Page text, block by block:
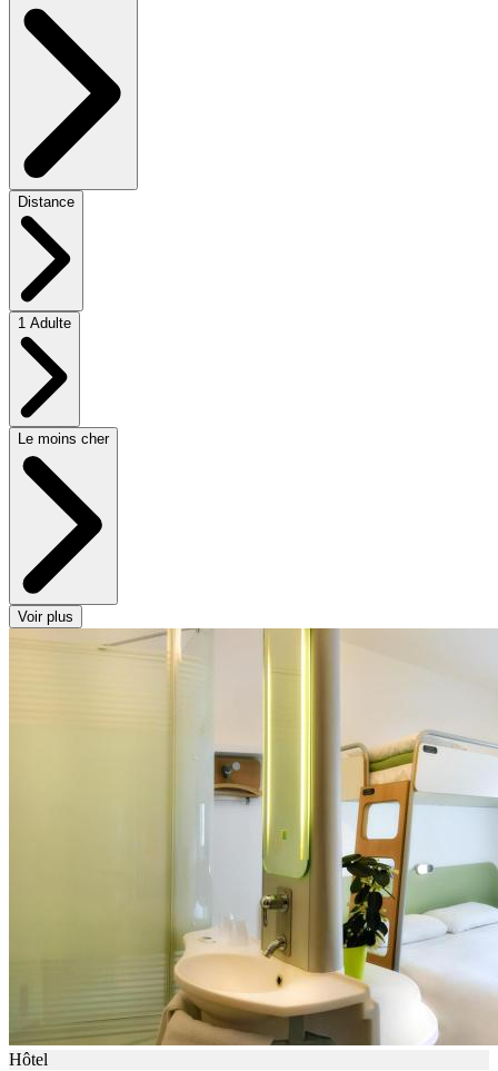
Distance
1 Adulte
Le moins cher
Voir plus
Hôtel